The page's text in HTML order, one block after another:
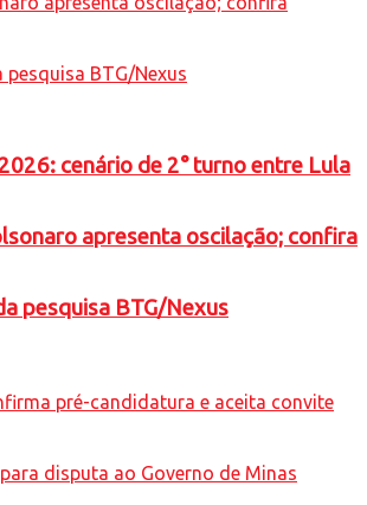
2026: cenário de 2° turno entre Lula
apresenta oscilação; confira
pesquisa BTG/Nexus